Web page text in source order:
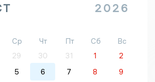
2026
Ср Чт Пт Сб
Вс
29 30 31 1
2
5 6 7 8
9